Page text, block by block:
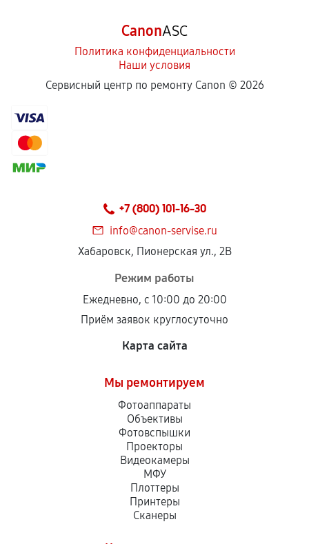
CanonASC
Политика конфиденциальности
Наши условия
Сервисный центр по ремонту Canon © 2026
+7 (800) 101-16-30
info@canon-servise.ru
Хабаровск, Пионерская ул., 2В
Режим работы
Ежедневно, с 10:00 до 20:00
Приём заявок круглосуточно
Карта сайта
Мы ремонтируем
Фотоаппараты
Объективы
Фотовспышки
Проекторы
Видеокамеры
МФУ
Плоттеры
Принтеры
Сканеры